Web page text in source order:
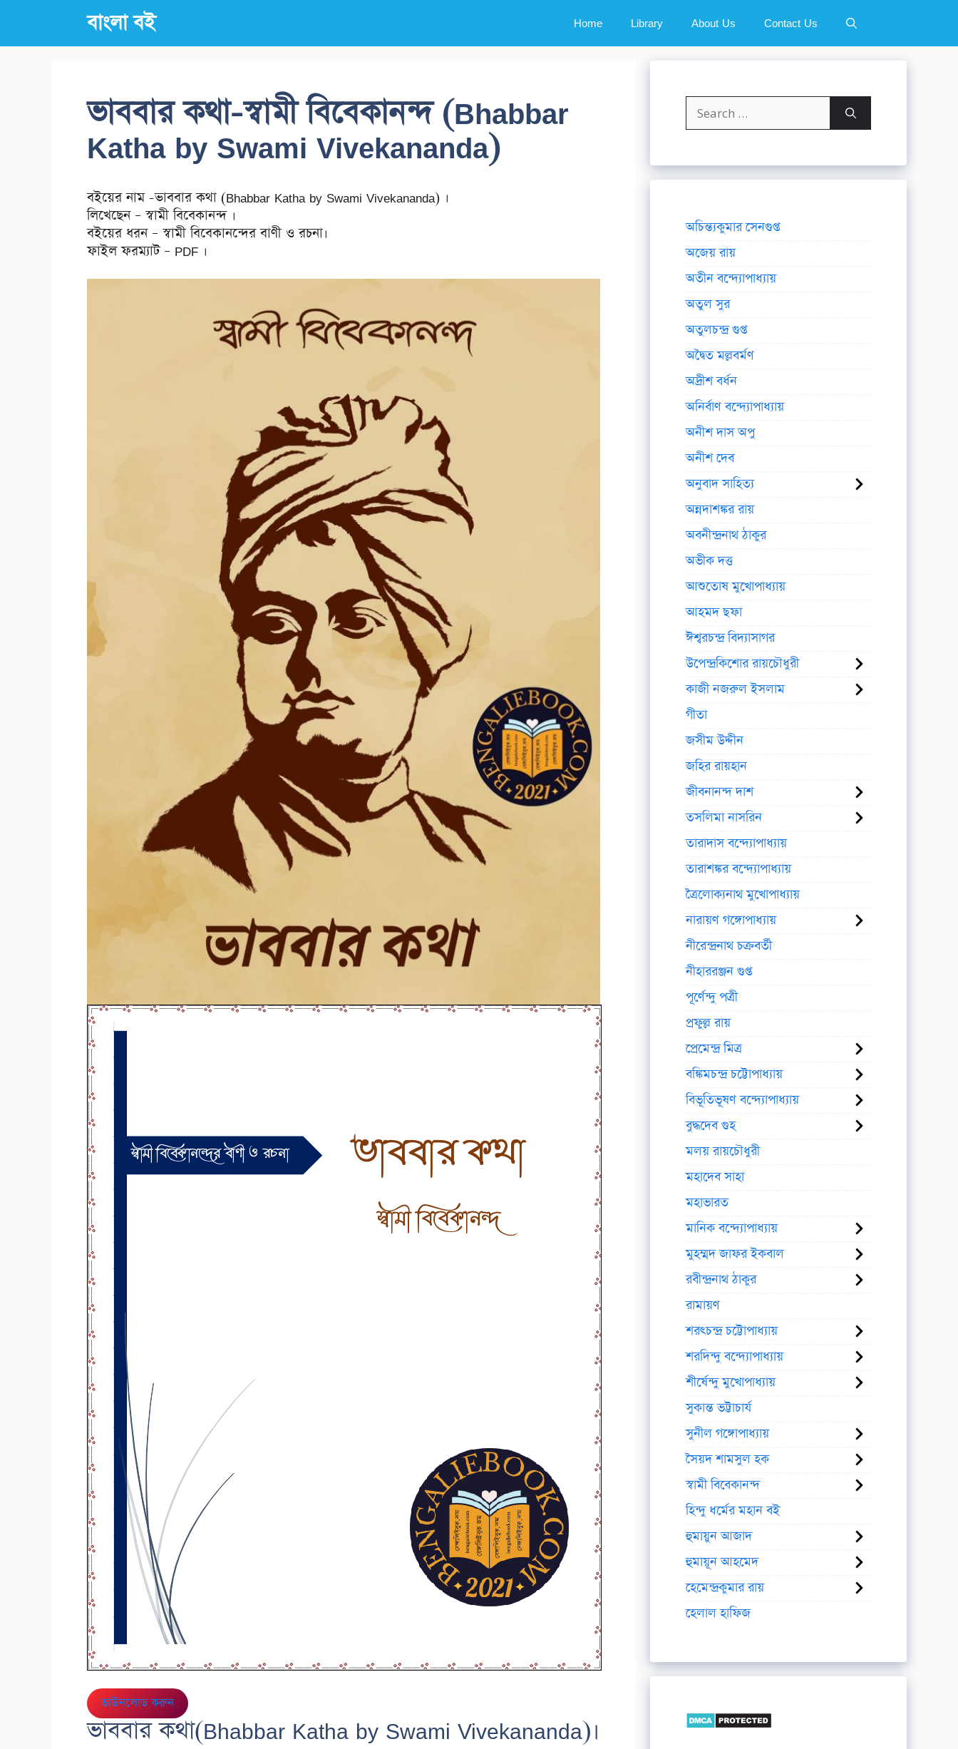
content
বাংলা বই Home Library About Us Contact Us
ভাববার কথা-স্বামী বিবেকানন্দ (Bhabbar
Katha by Swami Vivekananda)
বইয়ের নাম -ভাববার কথা (Bhabbar Katha by Swami Vivekananda) ।
লিখেছেন – স্বামী বিবেকানন্দ ।
বইয়ের ধরন – স্বামী বিবেকানন্দের বাণী ও রচনা।
ফাইল ফরম্যাট – PDF ।
ডাউনলোড করুন
ভাববার কথা(Bhabbar Katha by Swami Vivekananda)।
Search
for:
অচিন্ত্যকুমার সেনগুপ্ত
অজেয় রায়
অতীন বন্দ্যোপাধ্যায়
অতুল সুর
অতুলচন্দ্র গুপ্ত
অদ্বৈত মল্লবর্মণ
অদ্রীশ বর্ধন
অনির্বাণ বন্দ্যোপাধ্যায়
অনীশ দাস অপু
অনীশ দেব
অনুবাদ সাহিত্য
অন্নদাশঙ্কর রায়
অবনীন্দ্রনাথ ঠাকুর
অভীক দত্ত
আশুতোষ মুখোপাধ্যায়
আহমদ ছফা
ঈশ্বরচন্দ্র বিদ্যাসাগর
উপেন্দ্রকিশোর রায়চৌধুরী
কাজী নজরুল ইসলাম
গীতা
জসীম উদ্দীন
জহির রায়হান
জীবনানন্দ দাশ
তসলিমা নাসরিন
তারাদাস বন্দ্যোপাধ্যায়
তারাশঙ্কর বন্দ্যোপাধ্যায়
ত্রৈলোক্যনাথ মুখোপাধ্যায়
নারায়ণ গঙ্গোপাধ্যায়
নীরেন্দ্রনাথ চক্রবর্তী
নীহাররঞ্জন গুপ্ত
পূর্ণেন্দু পত্রী
প্রফুল্ল রায়
প্রেমেন্দ্র মিত্র
বঙ্কিমচন্দ্র চট্টোপাধ্যায়
বিভূতিভূষণ বন্দ্যোপাধ্যায়
বুদ্ধদেব গুহ
মলয় রায়চৌধুরী
মহাদেব সাহা
মহাভারত
মানিক বন্দ্যোপাধ্যায়
মুহম্মদ জাফর ইকবাল
রবীন্দ্রনাথ ঠাকুর
রামায়ণ
শরৎচন্দ্র চট্টোপাধ্যায়
শরদিন্দু বন্দ্যোপাধ্যায়
শীর্ষেন্দু মুখোপাধ্যায়
সুকান্ত ভট্টাচার্য
সুনীল গঙ্গোপাধ্যায়
সৈয়দ শামসুল হক
স্বামী বিবেকানন্দ
হিন্দু ধর্মের মহান বই
হুমায়ুন আজাদ
হুমায়ূন আহমেদ
হেমেন্দ্রকুমার রায়
হেলাল হাফিজ